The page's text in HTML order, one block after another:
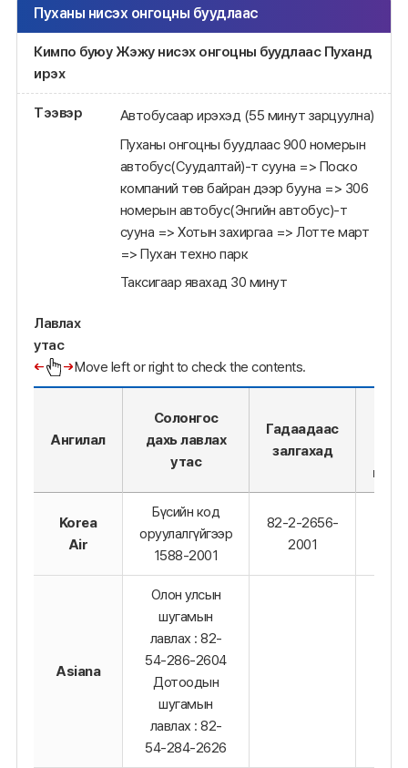
Пуханы нисэх онгоцны буудлаас
Кимпо буюу Жэжу нисэх онгоцны буудлаас Пуханд
ирэх
Тээвэр
Автобусаар ирэхэд (55 минут зарцуулна)
Пуханы онгоцны буудлаас 900 номерын
автобус(Суудалтай)-т сууна => Поско
компаний төв байран дээр бууна => 306
номерын автобус(Энгийн автобус)-т
сууна => Хотын захиргаа => Лотте март
=> Пухан техно парк
Таксигаар явахад 30 минут
Лавлах
утас
Move left or right to check the contents.
Ангилал
Солонгос
дахь лавлах
утас
Гадаадаас
залгахад
Korea
Air
Бүсийн код
оруулалгүйгээр
1588-2001
82-2-2656-
2001
Asiana
Олон улсын
шугамын
лавлах : 82-
54-286-2604
Дотоодын
шугамын
лавлах : 82-
54-284-2626